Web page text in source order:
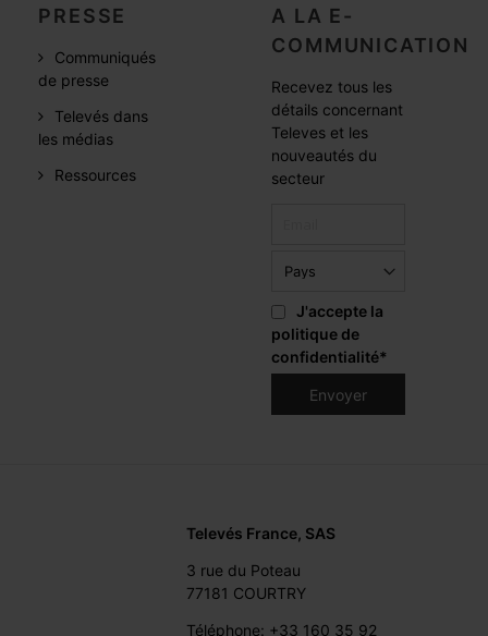
PRESSE
Communiqués
de presse
Televés dans
les médias
Ressources
A LA E-
COMMUNICATION
Recevez tous les
détails concernant
Televes et les
nouveautés du
secteur
J'accepte la
politique de
confidentialité*
Televés France, SAS
3 rue du Poteau
77181 COURTRY
Téléphone: +33 160 35 92